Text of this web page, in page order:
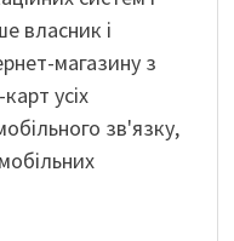
власник і
магазину з
усіх
зв'язку,